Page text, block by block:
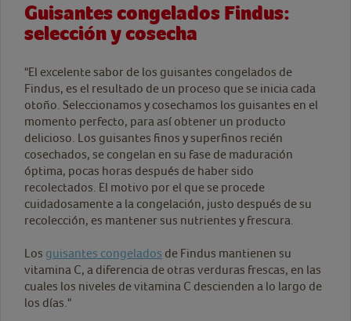
Guisantes congelados Findus:
selección y cosecha
"El excelente sabor de los guisantes congelados de
Findus, es el resultado de un proceso que se inicia cada
otoño. Seleccionamos y cosechamos los guisantes en el
momento perfecto, para así obtener un producto
delicioso. Los guisantes finos y superfinos recién
cosechados, se congelan en su fase de maduración
óptima, pocas horas después de haber sido
recolectados. El motivo por el que se procede
cuidadosamente a la congelación, justo después de su
recolección, es mantener sus nutrientes y frescura.
Los guisantes congelados de Findus mantienen su
vitamina C, a diferencia de otras verduras frescas, en las
cuales los niveles de vitamina C descienden a lo largo de
los días."